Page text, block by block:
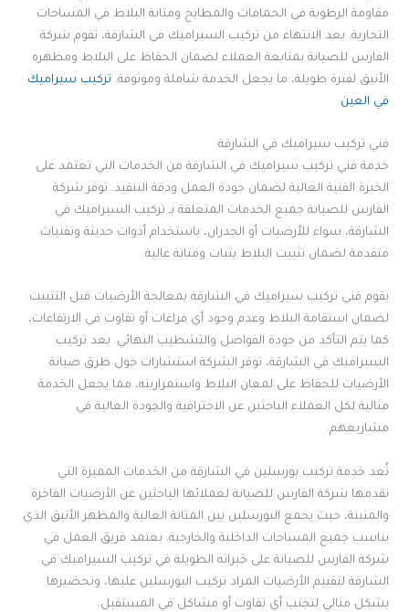
مقاومة الرطوبة في الحمامات والمطابخ ومتانة البلاط في المساحات
التجارية. بعد الانتهاء من تركيب السيراميك في الشارقة، تقوم شركة
الفارس للصيانة بمتابعة العملاء لضمان الحفاظ على البلاط ومظهره
الأنيق لفترة طويلة، ما يجعل الخدمة شاملة وموثوقة. تركيب سيراميك
في العين
فني تركيب سيراميك في الشارقة
خدمة فني تركيب سيراميك في الشارقة من الخدمات التي تعتمد على
الخبرة الفنية العالية لضمان جودة العمل ودقة التنفيذ. توفر شركة
الفارس للصيانة جميع الخدمات المتعلقة بـ تركيب السيراميك في
الشارقة، سواء للأرضيات أو الجدران، باستخدام أدوات حديثة وتقنيات
متقدمة لضمان تثبيت البلاط بثبات ومتانة عالية.
يقوم فني تركيب سيراميك في الشارقة بمعالجة الأرضيات قبل التثبيت
لضمان استقامة البلاط وعدم وجود أي فراغات أو تفاوت في الارتفاعات،
كما يتم التأكد من جودة الفواصل والتشطيب النهائي. بعد تركيب
السيراميك في الشارقة، توفر الشركة استشارات حول طرق صيانة
الأرضيات للحفاظ على لمعان البلاط واستمراريته، مما يجعل الخدمة
مثالية لكل العملاء الباحثين عن الاحترافية والجودة العالية في
مشاريعهم.
تُعد خدمة تركيب بورسلين في الشارقة من الخدمات المميزة التي
تقدمها شركة الفارس للصيانة لعملائها الباحثين عن الأرضيات الفاخرة
والمتينة، حيث يجمع البورسلين بين المتانة العالية والمظهر الأنيق الذي
يناسب جميع المساحات الداخلية والخارجية. يعتمد فريق العمل في
شركة الفارس للصيانة على خبراته الطويلة في تركيب السيراميك في
الشارقة لتقييم الأرضيات المراد تركيب البورسلين عليها، وتحضيرها
بشكل مثالي لتجنب أي تفاوت أو مشاكل في المستقبل.